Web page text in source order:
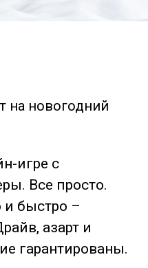
на новогодний
игре с
Все просто.
и быстро –
азарт и
гарантированы.